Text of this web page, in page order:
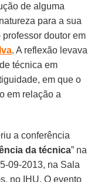
de alguma
para a sua
professor doutor em
. A reflexão levava
técnica em
em que o
em relação a
a conferência
da técnica” na
09-2013, na Sala
no IHU. O evento